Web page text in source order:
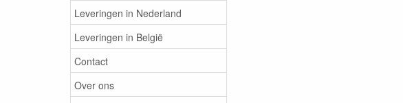
Leveringen in Nederland
Leveringen in België
Contact
Over ons